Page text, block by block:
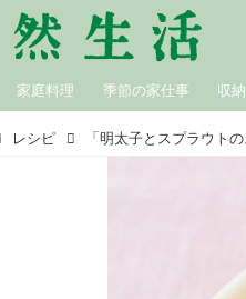
家庭料理 季節の家仕事 収納
レシピ